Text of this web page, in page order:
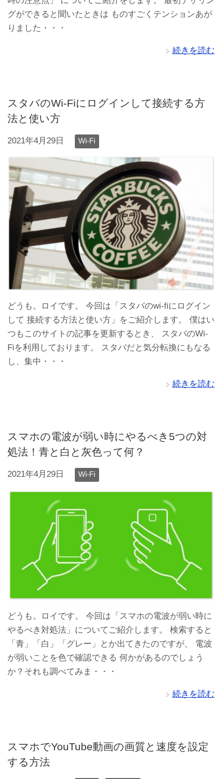
グができると聞いたときは ものすごくテンションあが
りました・・・
続きを読む
スタバのWi-Fiにログインして接続する方
法と使い方
2021年4月29日 Wi-Fi
どうも。ロイです。 今回は「スタバのwi-fiにログイン
して 接続する方法と使い方」をご紹介します。 僕はい
つもこのサイトの記事を更新するとき、 スタバのWi-
Fiを利用しております。 スタバだと気分転換にもなる
し、集中・・・
続きを読む
スマホの電波が弱い時にやるべき5つの対
処法！青と白と灰色って何？
2021年4月29日 Wi-Fi
どうも。ロイです。 今回は「スマホの電波が弱い時に
やるべき対処法」についてご紹介します。 検索すると
「青」「白」「グレー」とか出てきたのですが、 電波
が弱いことを色で確認できる 何かがあるのでしょう
か？それも調べてみま・・・
続きを読む
スマホでYouTube動画の画質と速度を設定
する方法